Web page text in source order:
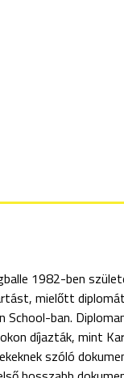
1982-ben
mielőtt
School-ban.
díjazták, mint
szóló